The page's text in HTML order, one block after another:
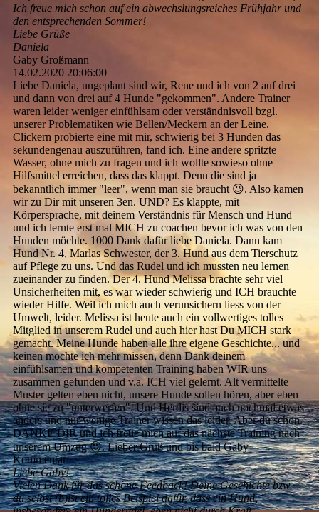
Ich freue mich schon auf ein abwechslungsreiches Frühjahr und
den entsprechenden Sommer!
Liebe Grüße
Daniela
Gaby Großmann
14.02.2020 20:06:00
Liebe Daniela, ungeplant sind wir, Rene und ich von 2 auf drei
und dann von drei auf 4 Hunde "gekommen". Andere Trainer
waren leider weniger einfühlsam oder verständnisvoll bzgl.
unserer Problematiken wie Bellen/Meckern an der Leine.
Clickern probierte eine mit mir, schwierig bei 3 Hunden das
sekundengenau auszuführen, fand ich. Eine andere spritzte
Wasser, ohne mich zu fragen und ich wollte sowieso ohne
Hilfsmittel erreichen, dass das klappt. Denn die sind ja
bekanntlich immer "leer", wenn man sie braucht 😉. Also kamen
wir zu Dir mit unseren 3en. UND? Es klappte, mit
Körpersprache, mit deinem Verständnis für Mensch und Hund
und ich lernte erst mal MICH zu coachen bevor ich was von den
Hunden möchte. 1000 Dank dafür liebe Daniela. Dann kam
Hund Nr. 4, Marlas Schwester, der 3. Hund aus dem Tierschutz
auf Pflege zu uns. Und das Rudel und ich mussten neu lernen
zueinander zu finden. Der 4. Hund Melissa brachte sehr viel
Unsicherheiten mit, es war wieder schwierig und ICH brauchte
wieder Hilfe. Weil ich mich auch verunsichern liess von der
Umwelt, leider. Melissa ist heute auch ein vollwertiges tolles
Mitglied in unserem Rudel und auch hier hast Du MICH stark
gemacht. Meine Hunde haben alle ihre eigene Geschichte... und
keinen möchte ich mehr missen, denn Dank deinem
einfühlsamen und kompetenten Training haben WIR uns
zusammen gefunden und v.a. ICH viel gelernt. Alt vermittelte
Muster gelten eben nicht, unsere Hunde sollen hören, aber eben
ohne sie zu "unterwerfen".­ Und Herdis sind auch nochmal etwas
anders und nur wenige Trainer wissen das leider. Aber du schon.
DANKE DIR und ich freue mich auf das nächste Training nach
unserem Umzug 😍. Lieber Gruß und bis bald Gaby
Kommentar:
Liebe Gaby!
Vielen Dank für das schöne Feedback! Deine Geschichte bzw.
du selbst (b)ist ein tolles Beispiel dafür, dass ein Hund,